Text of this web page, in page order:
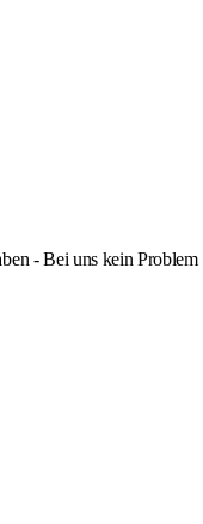
- Bei uns kein Problem